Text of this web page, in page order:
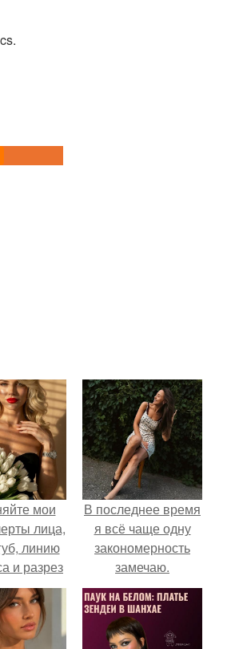
мои
лица,
линию
и разрез
В последнее время
я всё чаще одну
закономерность
замечаю.